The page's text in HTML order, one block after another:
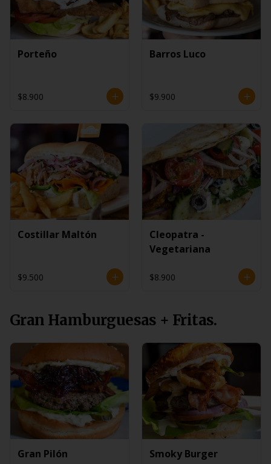
Porteño
$8.900
Barros Luco
$9.900
Costillar Maltón
$9.500
Cleopatra -
Vegetariana
$8.900
Gran Hamburguesas + Fritas.
Gran Pilón Smoky Burger